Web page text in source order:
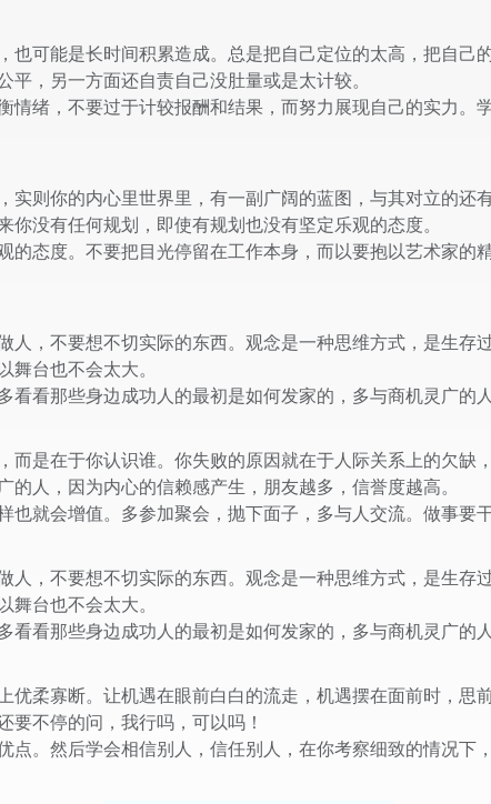
可能是长时间积累造成。总是把自己定位的太高，把自己
，另一方面还自责自己没肚量或是太计较。
情绪，不要过于计较报酬和结果，而努力展现自己的实力。
则你的内心里世界里，有一副广阔的蓝图，与其对立的还
没有任何规划，即使有规划也没有坚定乐观的态度。
的态度。不要把目光停留在工作本身，而以要抱以艺术家的
不要想不切实际的东西。观念是一种思维方式，是生存
舞台也不会太大。
看那些身边成功人的最初是如何发家的，多与商机灵广的
在于你认识谁。你失败的原因就在于人际关系上的欠缺
人，因为内心的信赖感产生，朋友越多，信誉度越高。
就会增值。多参加聚会，抛下面子，多与人交流。做事要
不要想不切实际的东西。观念是一种思维方式，是生存
舞台也不会太大。
看那些身边成功人的最初是如何发家的，多与商机灵广的
柔寡断。让机遇在眼前白白的流走，机遇摆在面前时，思
要不停的问，我行吗，可以吗！
点。然后学会相信别人，信任别人，在你考察细致的情况下